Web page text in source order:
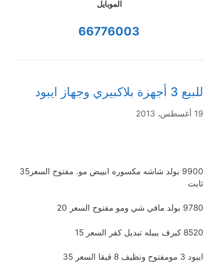
الموبايل
66776003
للبيع 3 أجهزة بلاكبيري وجهاز ايبود
19 أغسطس، 2013
9900 بولد شاشه مكسوره ابييض مو. مفتوح السعر35
ثابت
9780 بولد مافي شي ومو مفتوح السعر 20
8520 كيرف يبيله تبديل كفر السعر 15
ايبود 3 مومفتوح ونظيف 8 قيقا السعر 35